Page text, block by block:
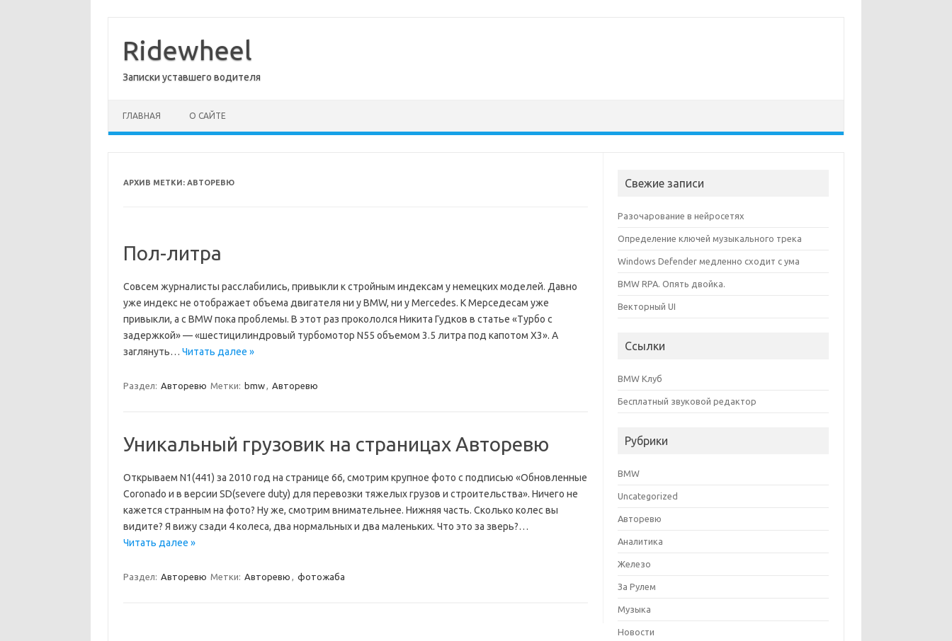
содержимому
Ridewheel
Записки уставшего водителя
ГЛАВНАЯ О САЙТЕ
АРХИВ МЕТКИ: АВТОРЕВЮ
Пол-литра
Совсем журналисты расслабились, привыкли к стройным индексам у немецких моделей. Давно
уже индекс не отображает объема двигателя ни у BMW, ни у Mercedes. К Мерседесам уже
привыкли, а с BMW пока проблемы. В этот раз прокололся Никита Гудков в статье «Турбо с
задержкой» — «шестицилиндровый турбомотор N55 объемом 3.5 литра под капотом X3». А
заглянуть… Читать далее »
Раздел: Авторевю Метки: bmw, Авторевю
Уникальный грузовик на страницах Авторевю
Открываем N1(441) за 2010 год на странице 66, смотрим крупное фото с подписью «Обновленные
Coronado и в версии SD(severe duty) для перевозки тяжелых грузов и строительства». Ничего не
кажется странным на фото? Ну же, смотрим внимательнее. Нижняя часть. Сколько колес вы
видите? Я вижу сзади 4 колеса, два нормальных и два маленьких. Что это за зверь?…
Читать далее »
Раздел: Авторевю Метки: Авторевю , фотожаба
Свежие записи
Разочарование в нейросетях
Определение ключей музыкального трека
Windows Defender медленно сходит с ума
BMW RPA. Опять двойка.
Векторный UI
Ссылки
BMW Клуб
Бесплатный звуковой редактор
Рубрики
BMW
Uncategorized
Авторевю
Аналитика
Железо
За Рулем
Музыка
Новости